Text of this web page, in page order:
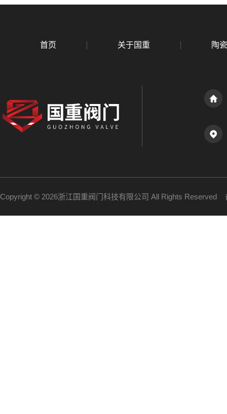
首页 关于国重 陶
Copyright © 2026浙江国重阀门科技有限公司 All Rights Reserved